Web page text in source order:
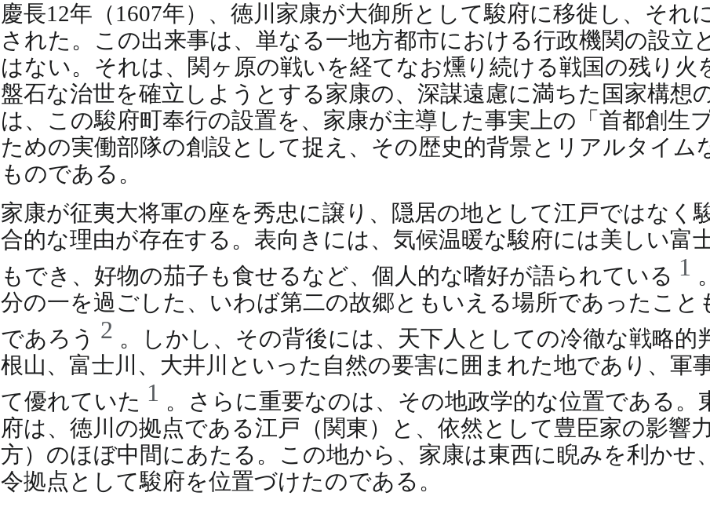
慶長12年（1607年）、徳川家康が大御所として駿府に移徙し、それ
された。この出来事は、単なる一地方都市における行政機関の設立
はない。それは、関ヶ原の戦いを経てなお燻り続ける戦国の残り火
盤石な治世を確立しようとする家康の、深謀遠慮に満ちた国家構想
は、この駿府町奉行の設置を、家康が主導した事実上の「首都創生
ための実働部隊の創設として捉え、その歴史的背景とリアルタイム
ものである。
家康が征夷大将軍の座を秀忠に譲り、隠居の地として江戸ではなく
合的な理由が存在する。表向きには、気候温暖な駿府には美しい富
もでき、好物の茄子も食せるなど、個人的な嗜好が語られている 1
分の一を過ごした、いわば第二の故郷ともいえる場所であったこと
であろう 2 。しかし、その背後には、天下人としての冷徹な戦略的
根山、富士川、大井川といった自然の要害に囲まれた地であり、軍
て優れていた 1 。さらに重要なのは、その地政学的な位置である。
府は、徳川の拠点である江戸（関東）と、依然として豊臣家の影響
方）のほぼ中間にあたる。この地から、家康は東西に睨みを利かせ
令拠点として駿府を位置づけたのである。